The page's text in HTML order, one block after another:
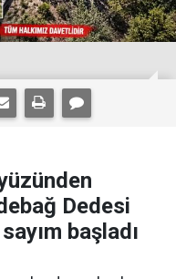
Dedesi
başladı